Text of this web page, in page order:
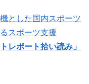
とした国内スポーツ
スポーツ支援
レポート拾い読み」